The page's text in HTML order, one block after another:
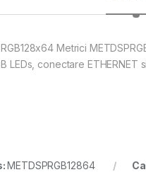
Metrici
LEDs, conectare
METDSPRGB12864